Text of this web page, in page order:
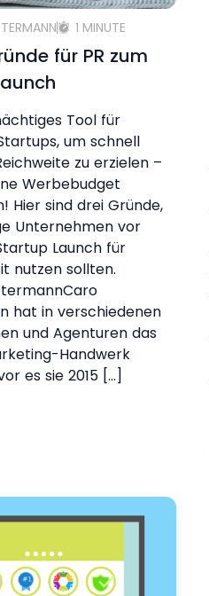
1 MINUTE
für PR zum
Tool für
um schnell
zu erzielen –
Werbebudget
Hier sind drei Gründe,
Unternehmen vor
Launch für
nutzen sollten.
hat in verschiedenen
und Agenturen das
Handwerk
es sie 2015 […]